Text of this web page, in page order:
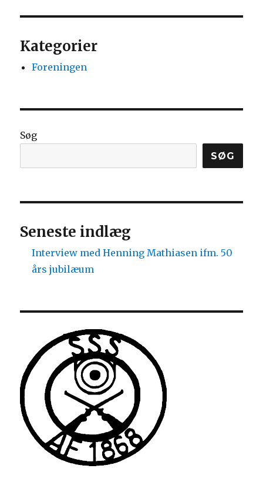
Kategorier
Foreningen
Søg
SØG
Seneste indlæg
Interview med Henning Mathiasen ifm. 50
års jubilæum